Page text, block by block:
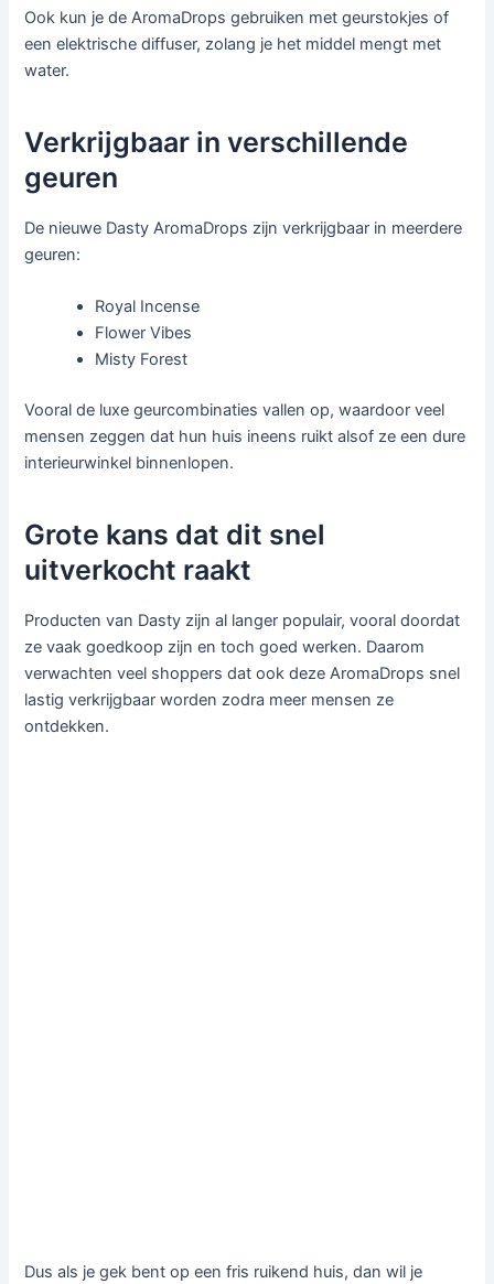
Ook kun je de AromaDrops gebruiken met geurstokjes of
een elektrische diffuser, zolang je het middel mengt met
water.
Verkrijgbaar in verschillende
geuren
De nieuwe Dasty AromaDrops zijn verkrijgbaar in meerdere
geuren:
Royal Incense
Flower Vibes
Misty Forest
Vooral de luxe geurcombinaties vallen op, waardoor veel
mensen zeggen dat hun huis ineens ruikt alsof ze een dure
interieurwinkel binnenlopen.
Grote kans dat dit snel
uitverkocht raakt
Producten van Dasty zijn al langer populair, vooral doordat
ze vaak goedkoop zijn en toch goed werken. Daarom
verwachten veel shoppers dat ook deze AromaDrops snel
lastig verkrijgbaar worden zodra meer mensen ze
ontdekken.
Dus als je gek bent op een fris ruikend huis, dan wil je